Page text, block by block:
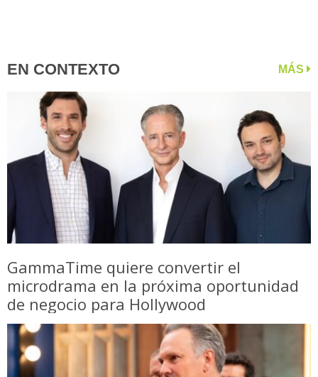
EN CONTEXTO MÁS
GammaTime quiere convertir el
microdrama en la próxima oportunidad
de negocio para Hollywood